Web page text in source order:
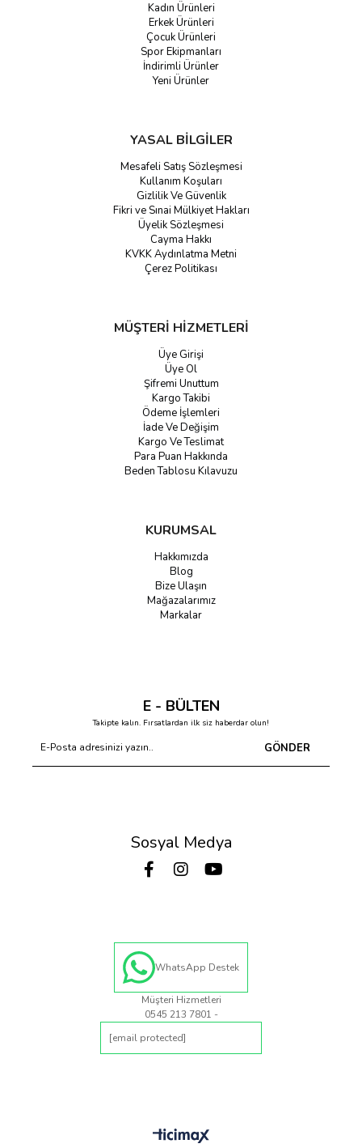
Kadın Ürünleri
Erkek Ürünleri
Çocuk Ürünleri
Spor Ekipmanları
İndirimli Ürünler
Yeni Ürünler
YASAL BİLGİLER
Mesafeli Satış Sözleşmesi
Kullanım Koşuları
Gizlilik Ve Güvenlik
Fikri ve Sınai Mülkiyet Hakları
Üyelik Sözleşmesi
Cayma Hakkı
KVKK Aydınlatma Metni
Çerez Politikası
MÜŞTERİ HİZMETLERİ
Üye Girişi
Üye Ol
Şifremi Unuttum
Kargo Takibi
Ödeme İşlemleri
İade Ve Değişim
Kargo Ve Teslimat
Para Puan Hakkında
Beden Tablosu Kılavuzu
KURUMSAL
Hakkımızda
Blog
Bize Ulaşın
Mağazalarımız
Markalar
E - BÜLTEN
Takipte kalın. Fırsatlardan ilk siz haberdar olun!
GÖNDER
Sosyal Medya
WhatsApp Destek
Müşteri Hizmetleri
0545 213 7801 -
[email protected]